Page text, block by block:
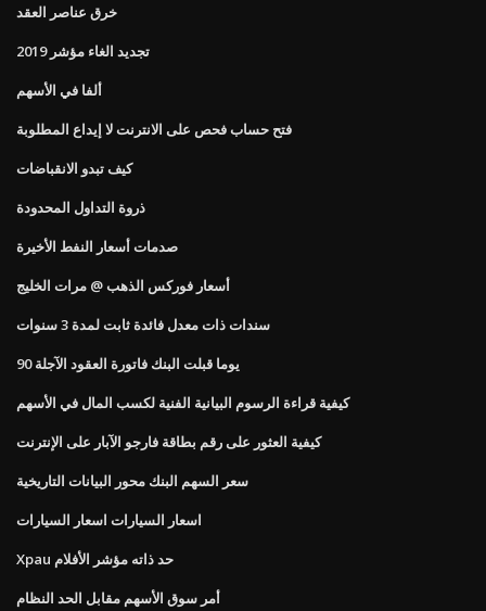
خرق عناصر العقد
تجديد الغاء مؤشر 2019
ألفا في الأسهم
فتح حساب فحص على الانترنت لا إيداع المطلوبة
كيف تبدو الانقباضات
ذروة التداول المحدودة
صدمات أسعار النفط الأخيرة
أسعار فوركس الذهب @ مرات الخليج
سندات ذات معدل فائدة ثابت لمدة 3 سنوات
90 يوما قبلت البنك فاتورة العقود الآجلة
كيفية قراءة الرسوم البيانية الفنية لكسب المال في الأسهم
كيفية العثور على رقم بطاقة فارجو الآبار على الإنترنت
سعر السهم البنك محور البيانات التاريخية
اسعار السيارات اسعار السيارات
Xpau حد ذاته مؤشر الأفلام
أمر سوق الأسهم مقابل الحد النظام